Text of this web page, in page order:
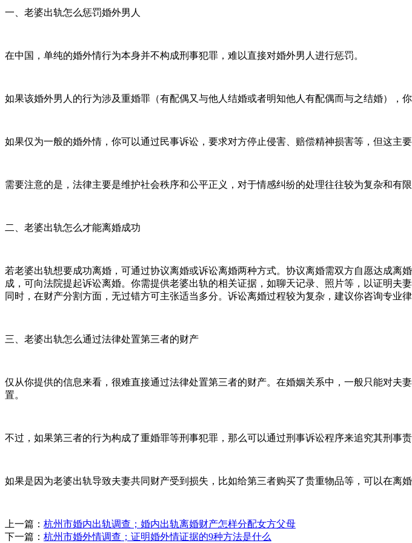
一、老婆出轨怎么惩罚婚外男人
在中国，单纯的婚外情行为本身并不构成刑事犯罪，难以直接对婚外男人进行惩罚。
如果该婚外男人的行为涉及重婚罪（有配偶又与他人结婚或者明知他人有配偶而与之结婚），
如果仅为一般的婚外情，你可以通过民事诉讼，要求对方停止侵害、赔偿精神损害等，但这主
需要注意的是，法律主要是维护社会秩序和公平正义，对于情感纠纷的处理往往较为复杂和有
二、老婆出轨怎么才能离婚成功
若老婆出轨想要成功离婚，可通过协议离婚或诉讼离婚两种方式。协议离婚需双方自愿达成
成，可向法院提起诉讼离婚。你需提供老婆出轨的相关证据，如聊天记录、照片等，以证明夫
同时，在财产分割方面，无过错方可主张适当多分。诉讼离婚过程较为复杂，建议你咨询专业
三、老婆出轨怎么通过法律处置第三者的财产
仅从你提供的信息来看，很难直接通过法律处置第三者的财产。在婚姻关系中，一般只能对
置。
不过，如果第三者的行为构成了重婚罪等刑事犯罪，那么可以通过刑事诉讼程序来追究其刑事
如果是因为老婆出轨导致夫妻共同财产受到损失，比如给第三者购买了贵重物品等，可以在离
上一篇： 杭州市婚内出轨调查；婚内出轨离婚财产怎样分配女方父母
下一篇： 杭州市婚外情调查；证明婚外情证据的9种方法是什么